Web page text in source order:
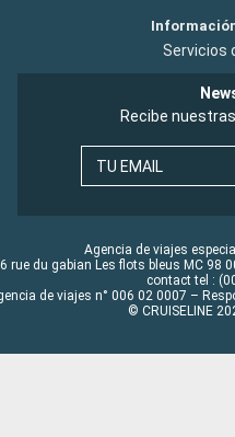
Servicios
Recibe
TU EMAIL
Agencia de viajes
rue du gabian Les flots bleus MC 98
contact tel :
de viajes n° 006 02 0007 –
© CRUISELINE